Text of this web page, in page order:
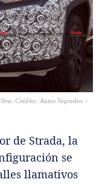
Crédito: Autos Segredos –
de Strada, la
se
llamativos